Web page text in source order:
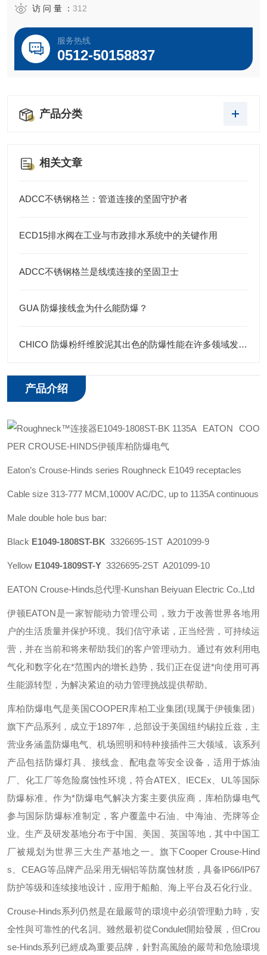
访 问 量 ： 312
服务热线
0512-50158837
产品分类
相关文章
ADCC不锈钢格兰：管道连接的坚固守护者
ECD15排水阀在工业与市政排水系统中的关键作用
ADCC不锈钢格兰是线缆连接的坚固卫士
GUA 防爆接线盒为什么能防爆？
CHICO 防爆粉纤维胶泥其出色的防爆性能在许多领域发挥着重要的作用
产品介绍
EATON COO
PER CROUSE-HINDS伊顿库柏防爆电气
Eaton’s Crouse-Hinds series Roughneck E1049 receptacles
Cable size 313-777 MCM,1000V AC/DC, up to 1135A continuous
Male double hole bus bar:
Black E1049-1808ST-BK 3326695-1ST A201099-9
Yellow E1049-1809ST-Y 3326695-2ST A201099-10
EATON Crouse-Hinds总代理-Kunshan Beiyuan Electric Co.,Ltd
伊顿EATON是一家智能动力管理公司，致力于改善世界各地用
户的生活质量并保护环境。我们信守承诺，正当经营，可持续运
营，并在当前和将来帮助我们的客户管理动力。通过有效利用电
气化和数字化在*范围内的增长趋势，我们正在促进*向使用可再
生能源转型，为解决紧迫的动力管理挑战提供帮助。
库柏防爆电气是美国COOPER库柏工业集团(现属于伊顿集团）
旗下产品系列，成立于1897年，总部设于美国纽约锡拉丘兹，主
营业务涵盖防爆电气、机场照明和特种接插件三大领域。该系列
产品包括防爆灯具、接线盒、配电盘等安全设备，适用于炼油
厂、化工厂等危险腐蚀性环境，符合ATEX IECEx UL 等国际
防爆标准。作为*防爆电气解决方案主要供应商，库柏防爆电气
参与国际防爆标准制定，客户覆盖中石油、中海油、壳牌等企
业。生产及研发基地分布于中国、美国、英国等地，其中中国工
厂被规划为世界三大生产基地之一。旗下Cooper Crouse-Hind
s
CEAG等品牌产品采用无铜铝等防腐蚀材质，具备IP66/IP67
防护等级和连续接地设计，应用于船舶、海上平台及石化行业。
Crouse-Hinds系列仍然是在最嚴苛的環境中必須管理動力時，安
全性與可靠性的代名詞。雖然最初從Condulet開始發展，但Crou
se-Hinds系列已經成為重要品牌，針對高風險的嚴苛和危險環境